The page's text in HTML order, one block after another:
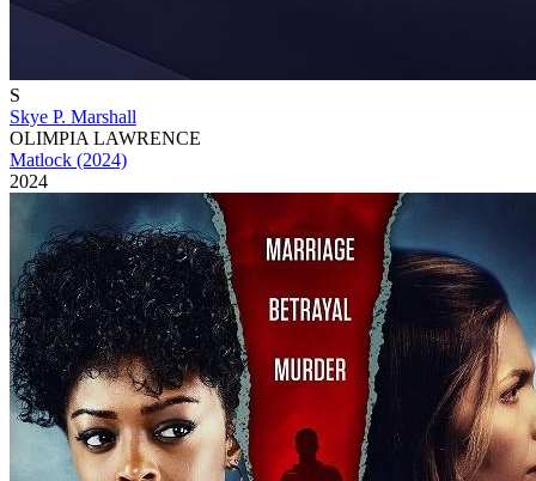
S
Skye P. Marshall
OLIMPIA LAWRENCE
Matlock (2024)
2024